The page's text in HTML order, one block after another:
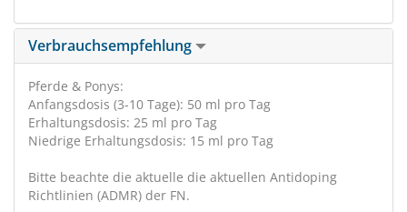
Verbrauchsempfehlung
Pferde & Ponys:
Anfangsdosis (3-10 Tage): 50 ml pro Tag
Erhaltungsdosis: 25 ml pro Tag
Niedrige Erhaltungsdosis: 15 ml pro Tag
Bitte beachte die aktuelle die aktuellen Antidoping
Richtlinien (ADMR) der FN.